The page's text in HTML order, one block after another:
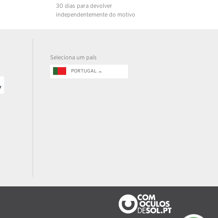
30 dias para devolver
independentemente do motivo
Seleciona um país
PORTUGAL